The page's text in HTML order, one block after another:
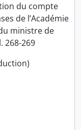
du compte
de l’Académie
ministre de
268-269